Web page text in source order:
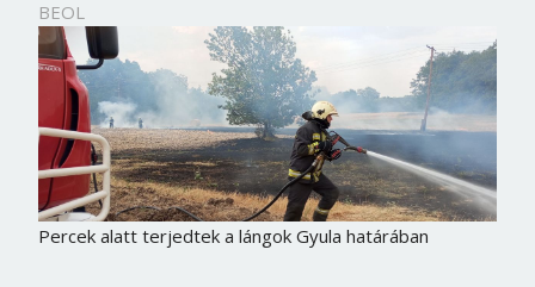
BEOL
Percek alatt terjedtek a lángok Gyula határában
Jelszó
Mégse Bejelentkezés